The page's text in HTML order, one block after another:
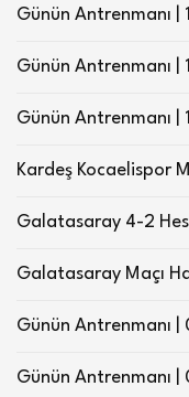
Günün Antrenmanı
Günün Antrenmanı
Günün Antrenmanı
Kardeş Kocaelispor
Galatasaray 4-2
Galatasaray Maçı
Günün Antrenmanı
Günün Antrenmanı